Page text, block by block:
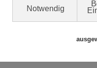
Mit dieser
Verarbeitung Ihrer Daten
umfassend im Sinne des